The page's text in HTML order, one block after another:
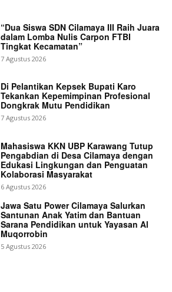
“Dua Siswa SDN Cilamaya III Raih Juara
dalam Lomba Nulis Carpon FTBI
Tingkat Kecamatan”
7 Agustus 2026
Di Pelantikan Kepsek Bupati Karo
Tekankan Kepemimpinan Profesional
Dongkrak Mutu Pendidikan
7 Agustus 2026
Mahasiswa KKN UBP Karawang Tutup
Pengabdian di Desa Cilamaya dengan
Edukasi Lingkungan dan Penguatan
Kolaborasi Masyarakat
6 Agustus 2026
Jawa Satu Power Cilamaya Salurkan
Santunan Anak Yatim dan Bantuan
Sarana Pendidikan untuk Yayasan Al
Muqorrobin
5 Agustus 2026